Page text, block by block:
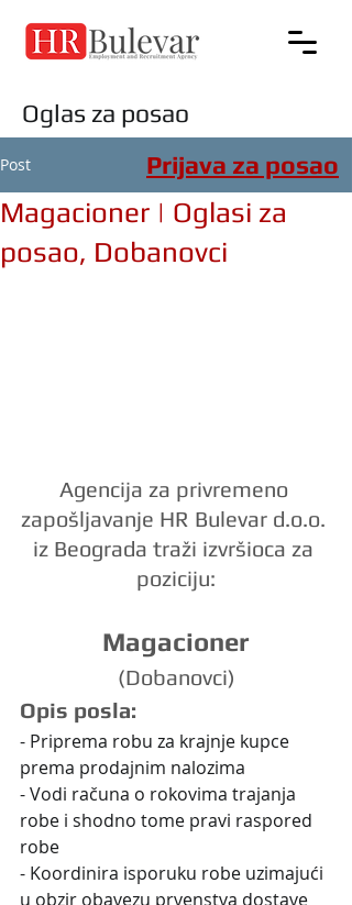
Oglas za posao
Post
Magacioner | Oglasi za
posao, Dobanovci
Agencija za privremeno
zapošljavanje HR Bulevar d.o.o.
iz Beograda traži izvršioca za
poziciju:
Magacioner
(Dobanovci)
Opis posla:
- Priprema robu za krajnje kupce
prema prodajnim nalozima
- Vodi računa o rokovima trajanja
robe i shodno tome pravi raspored
robe
- Koordinira isporuku robe uzimajući
u obzir obavezu prvenstva dostave
Prijava za posao